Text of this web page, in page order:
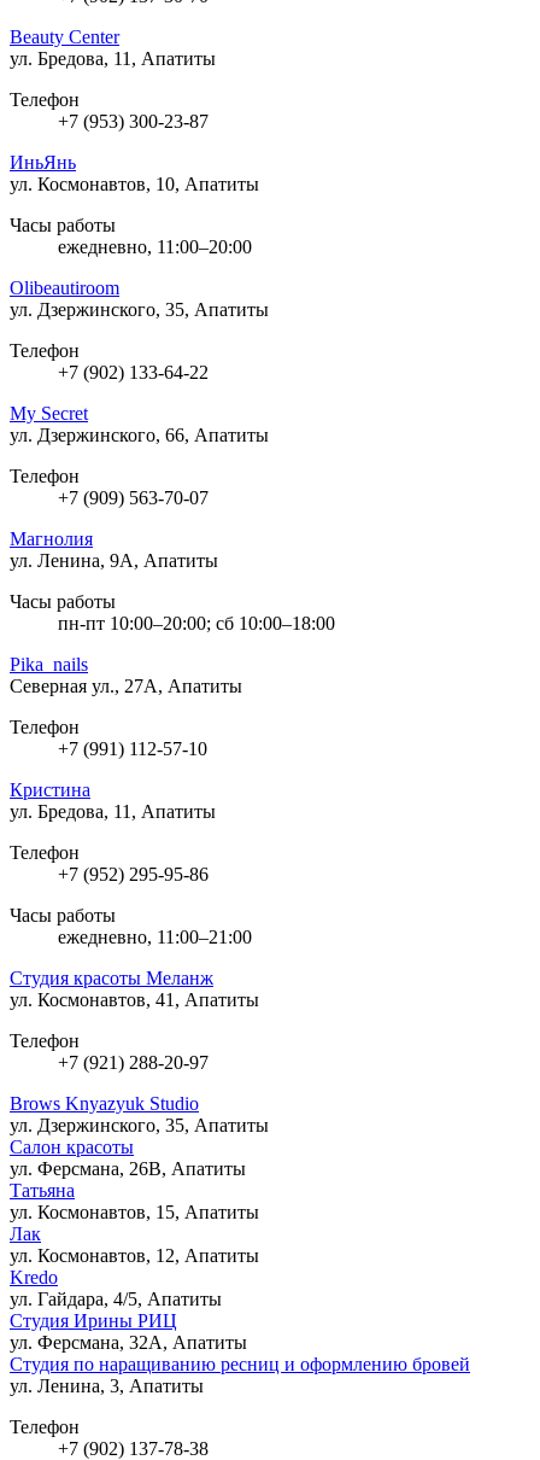
Beauty Center
ул. Бредова, 11, Апатиты
Телефон
+7 (953) 300-23-87
ИньЯнь
ул. Космонавтов, 10, Апатиты
Часы работы
ежедневно, 11:00–20:00
Olibeautiroom
ул. Дзержинского, 35, Апатиты
Телефон
+7 (902) 133-64-22
My Secret
ул. Дзержинского, 66, Апатиты
Телефон
+7 (909) 563-70-07
Магнолия
ул. Ленина, 9А, Апатиты
Часы работы
пн-пт 10:00–20:00; сб 10:00–18:00
Pika_nails
Северная ул., 27А, Апатиты
Телефон
+7 (991) 112-57-10
Кристина
ул. Бредова, 11, Апатиты
Телефон
+7 (952) 295-95-86
Часы работы
ежедневно, 11:00–21:00
Студия красоты Меланж
ул. Космонавтов, 41, Апатиты
Телефон
+7 (921) 288-20-97
Brows Knyazyuk Studio
ул. Дзержинского, 35, Апатиты
Салон красоты
ул. Ферсмана, 26В, Апатиты
Татьяна
ул. Космонавтов, 15, Апатиты
Лак
ул. Космонавтов, 12, Апатиты
Kredo
ул. Гайдара, 4/5, Апатиты
Студия Ирины РИЦ
ул. Ферсмана, 32А, Апатиты
Студия по наращиванию ресниц и оформлению бровей
ул. Ленина, 3, Апатиты
Телефон
+7 (902) 137-78-38